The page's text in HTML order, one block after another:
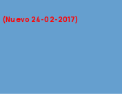
(Nuevo 24-02-2017)